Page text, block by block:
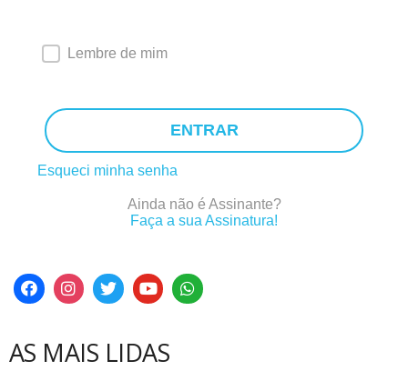
Lembre de mim
ENTRAR
Esqueci minha senha
Ainda não é Assinante?
Faça a sua Assinatura!
AS MAIS LIDAS